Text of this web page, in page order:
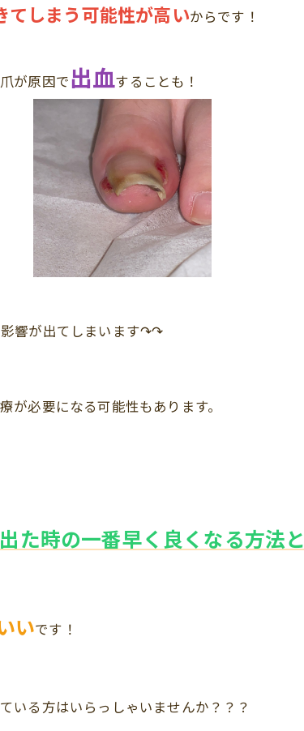
てしまう可能性が高いからです！
が原因で出血することも！
響が出てしまいます↷↷
が必要になる可能性もあります。
た時の一番早く良くなる方法
いです！
いる方はいらっしゃいませんか？？？